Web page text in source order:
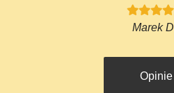
Marek
Opinie